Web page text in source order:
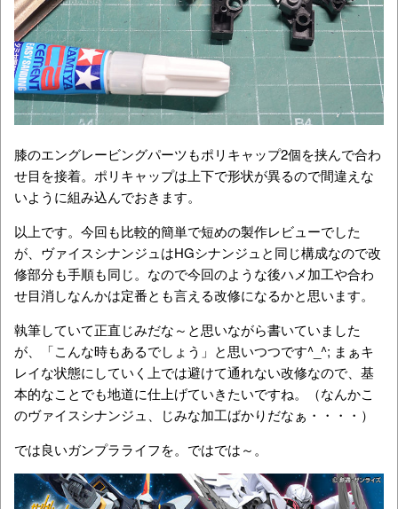
膝のエングレービングパーツもポリキャップ2個を挟んで合わ
せ目を接着。ポリキャップは上下で形状が異るので間違えな
いように組み込んでおきます。
以上です。今回も比較的簡単で短めの製作レビューでした
が、ヴァイスシナンジュはHGシナンジュと同じ構成なので改
修部分も手順も同じ。なので今回のような後ハメ加工や合わ
せ目消しなんかは定番とも言える改修になるかと思います。
執筆していて正直じみだな～と思いながら書いていました
が、「こんな時もあるでしょう」と思いつつです^_^; まぁキ
レイな状態にしていく上では避けて通れない改修なので、基
本的なことでも地道に仕上げていきたいですね。（なんかこ
のヴァイスシナンジュ、じみな加工ばかりだなぁ・・・・）
では良いガンプラライフを。ではでは～。